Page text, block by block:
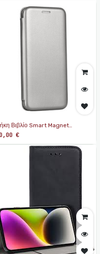
Βιβλίο Smart Magnet
ΓιαApple iPhone XS Max
€